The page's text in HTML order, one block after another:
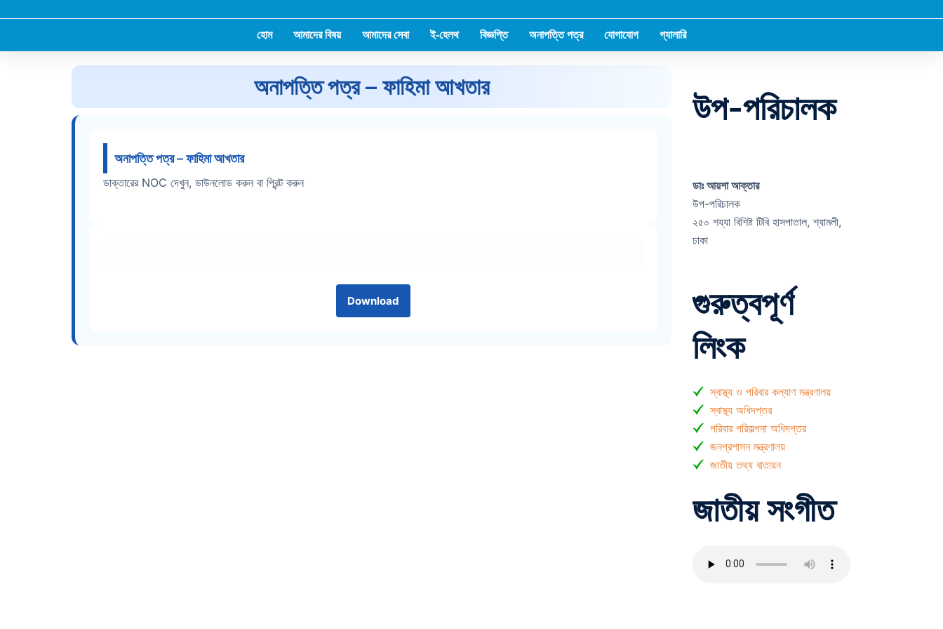
হোম আমাদের বিষয় আমাদের সেবা ই-হেলথ বিজ্ঞপ্তি অনাপত্তি পত্র যোগাযোগ গ্যালারি
অনাপত্তি পত্র – ফাহিমা আখতার
অনাপত্তি পত্র – ফাহিমা আখতার
ডাক্তারের NOC দেখুন, ডাউনলোড করুন বা প্রিন্ট করুন
Download
উপ-পরিচালক
ডাঃ আয়শা আক্তার
উপ-পরিচালক
২৫০ শয্যা বিশিষ্ট টিবি হাসপাতাল, শ্যামলী,
ঢাকা
গুরুত্বপূর্ণ
লিংক
স্বাস্থ্য ও পরিবার কল্যাণ মন্ত্রণালয়
স্বাস্থ্য অধিদপ্তর
পরিবার পরিকল্পনা অধিদপ্তর
জনপ্রশাসন মন্ত্রণালয়
জাতীয় তথ্য বাতায়ন
জাতীয় সংগীত